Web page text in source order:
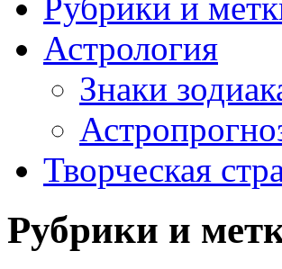
Астрология
Знаки
Творческая
Рубрики и